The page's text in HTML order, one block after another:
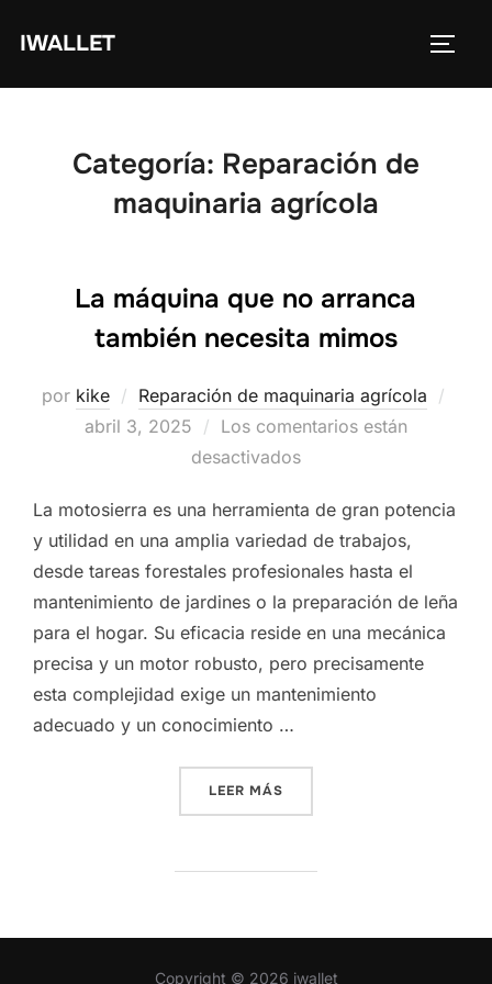
IWALLET
Categoría: Reparación de
maquinaria agrícola
La máquina que no arranca
también necesita mimos
por kike Reparación de maquinaria agrícola
abril 3, 2025
Los comentarios están
desactivados
La motosierra es una herramienta de gran potencia
y utilidad en una amplia variedad de trabajos,
desde tareas forestales profesionales hasta el
mantenimiento de jardines o la preparación de leña
para el hogar. Su eficacia reside en una mecánica
precisa y un motor robusto, pero precisamente
esta complejidad exige un mantenimiento
adecuado y un conocimiento …
LEER MÁS
Copyright © 2026 iwallet